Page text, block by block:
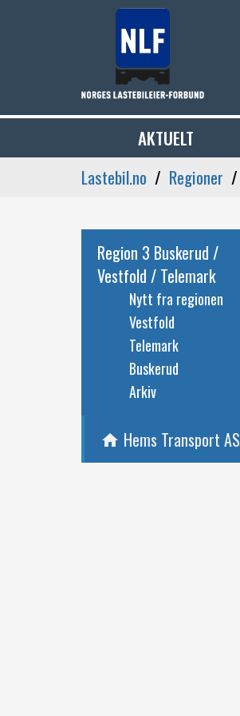
AKTUELT
Lastebil.no
Regioner
Region 3 Buskerud /
Vestfold / Telemark
Nytt fra regionen
Vestfold
Telemark
Buskerud
Arkiv
home Hems Transport AS